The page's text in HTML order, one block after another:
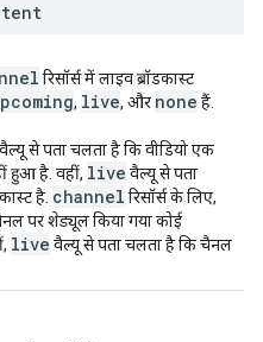
रिसॉर्स में लाइव ब्रॉडकास्ट
, live, और none हैं.
वैल्यू से पता चलता है कि वीडियो एक
हुआ है. वहीं, live वैल्यू से पता
है. channel रिसॉर्स के लिए,
पर शेड्यूल किया गया कोई
live वैल्यू से पता चलता है कि चैनल